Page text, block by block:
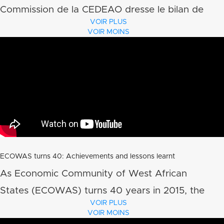
Commission de la CEDEAO dresse le bilan de
l’intégration politique, économique et sécuritaire
VOIR PLUS
VOIR MOINS
ECOWAS turns 40: Achievements and lessons learnt
As Economic Community of West African
States (ECOWAS) turns 40 years in 2015, the
regional office of Friedrich Ebert Stiftung (FES)
VOIR PLUS
VOIR MOINS